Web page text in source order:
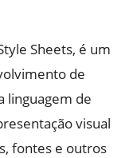
Sheets, é um
de
linguagem de
visual
fontes e outros